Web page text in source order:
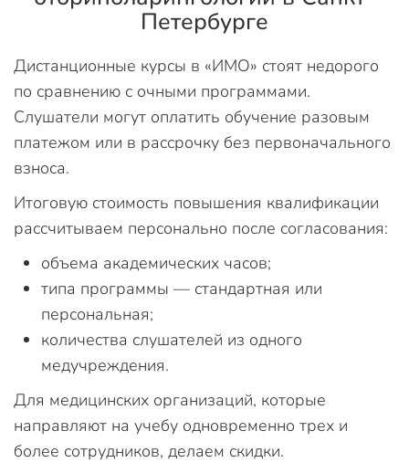
Петербурге
Дистанционные курсы в «ИМО» стоят недорого
по сравнению с очными программами.
Слушатели могут оплатить обучение разовым
платежом или в рассрочку без первоначального
взноса.
Итоговую стоимость повышения квалификации
рассчитываем персонально после согласования:
объема академических часов;
типа программы — стандартная или
персональная;
количества слушателей из одного
медучреждения.
Для медицинских организаций, которые
направляют на учебу одновременно трех и
более сотрудников, делаем скидки.